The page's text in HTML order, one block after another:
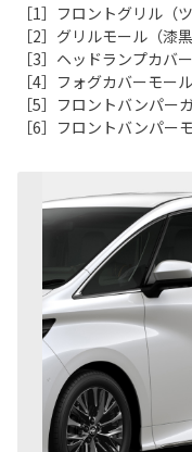
［1］フロントグリル（
［2］グリルモール（漆
［3］ヘッドランプカバ
［4］フォグカバーモー
［5］フロントバンパー
［6］フロントバンパー